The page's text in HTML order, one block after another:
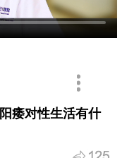
痿对性生活有什